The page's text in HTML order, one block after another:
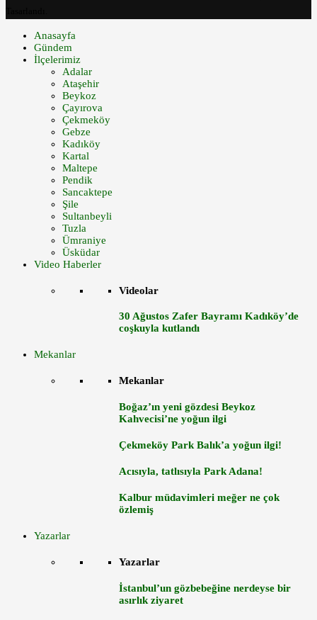
Anasayfa
Gündem
İlçelerimiz
Adalar
Ataşehir
Beykoz
Çayırova
Çekmeköy
Gebze
Kadıköy
Kartal
Maltepe
Pendik
Sancaktepe
Şile
Sultanbeyli
Tuzla
Ümraniye
Üsküdar
Video Haberler
Videolar
30 Ağustos Zafer Bayramı Kadıköy’de
coşkuyla kutlandı
Mekanlar
Mekanlar
Boğaz’ın yeni gözdesi Beykoz
Kahvecisi’ne yoğun ilgi
Çekmeköy Park Balık’a yoğun ilgi!
Acısıyla, tatlısıyla Park Adana!
Kalbur müdavimleri meğer ne çok
özlemiş
Yazarlar
Yazarlar
İstanbul’un gözbebeğine nerdeyse bir
asırlık ziyaret